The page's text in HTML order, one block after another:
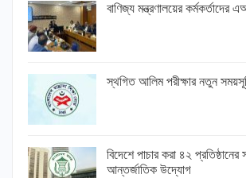
বাণিজ্য মন্ত্রণালয়ের কর্মকর্তাদের
স্থগিত আলিম পরীক্ষার নতুন
বিদেশে পাচার করা ৪২
আন্তর্জাতিক উদ্যোগ